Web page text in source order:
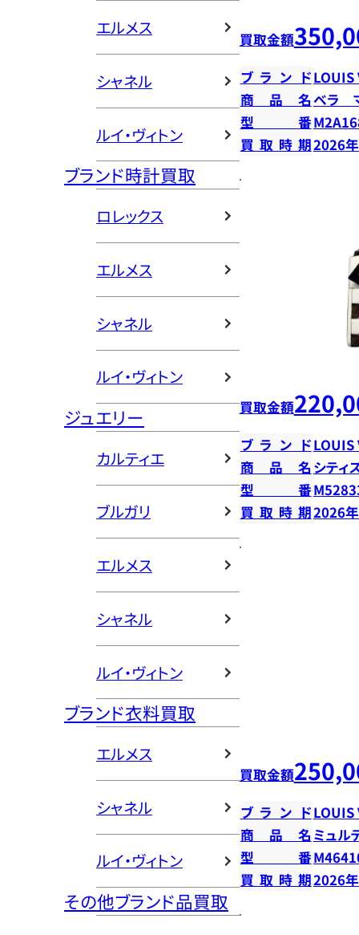
エルメス
シャネル
ルイ・ヴィトン
ブランド時計買取
ロレックス
エルメス
シャネル
ルイ・ヴィトン
ジュエリー
カルティエ
ブルガリ
エルメス
シャネル
ルイ・ヴィトン
ブランド衣料買取
エルメス
シャネル
ルイ・ヴィトン
その他ブランド品買取
買取金額
ブランドLOUIS
商品名ベラ
型番
買取時期2026
買取金額
ブランドLOUIS
商品名 シティ
型番
買取時期2026
買取金額
ブランドLOUIS
商品名 ミュル
型番
買取時期2026